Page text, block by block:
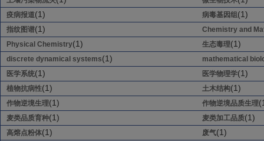
疫病报道(1) 病毒基因组(1)
指纹图谱(1)
Chemistry and
Physical Chemistry(1) 生态毒理(1)
discrete dynamical systems(1)
mathematical
医学系统(1) 医学物理学(1)
植物抗病性(1) 土木结构(1)
作物逆境生理(1) 作物逆境品质生理
麦类品质育种(1) 麦类加工品质(1)
高熔点粉体(1) 废气(1)